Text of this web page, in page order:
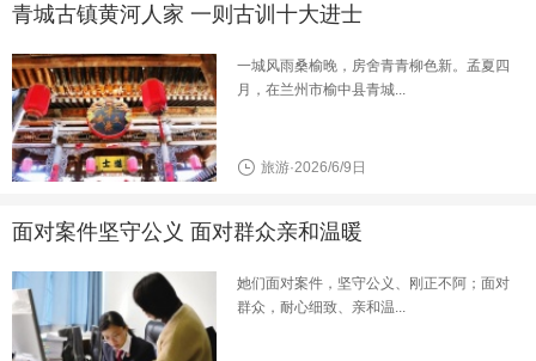
青城古镇黄河人家 一则古训十大进士
一城风雨桑榆晚，房舍青青柳色新。孟夏四
月，在兰州市榆中县青城...
旅游·2026/6/9日
面对案件坚守公义 面对群众亲和温暖
她们面对案件，坚守公义、刚正不阿；面对
群众，耐心细致、亲和温...